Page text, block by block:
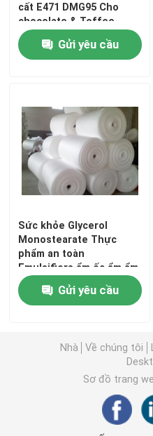
Trang chủ
video
Chương trình VR
Tham quan nhà máy
Kiểm soát chất lượng
Liên hệ chúng tôi
cất E471 DMG95 Cho
chocolate & Toffee
Gửi yêu cầu
Sức khỏe Glycerol
Monostearate Thực
phẩm an toàn
Emulsifiers ẩm ốc ẩm ẩm
ẩm ẩm ẩm ẩm ẩm
Gửi yêu cầu
Nhà Về chúng tôi
Sơ đồ trang